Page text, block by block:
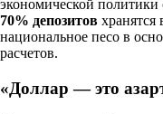
экономической политики
70% депозитов хранятся
национальное песо в
расчетов.
«Доллар — это